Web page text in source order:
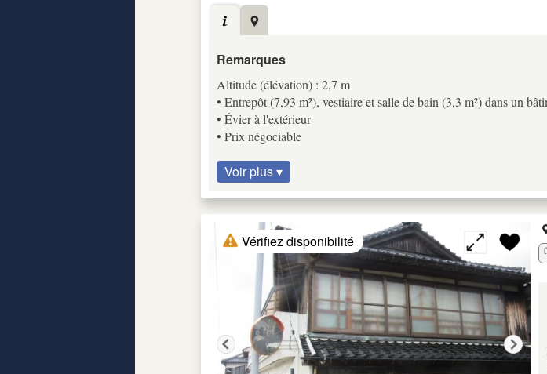
Remarques
Altitude (élévation) : 2,7 m
• Entrepôt (7,93 m²), vestiaire et salle de bain (3,3 m²) dans un
• Évier à l'extérieur
• Prix négociable
Voir plus ▾
Vérifiez disponibilité